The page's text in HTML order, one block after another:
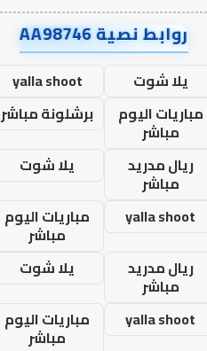
روابط نصية AA98746
يلا شوت
yalla shoot
مباريات اليوم
مباشر
برشلونة مباشر
ريال مدريد
مباشر
يلا شوت
yalla shoot
مباريات اليوم
مباشر
ريال مدريد
مباشر
يلا شوت
yalla shoot
مباريات اليوم
مباشر